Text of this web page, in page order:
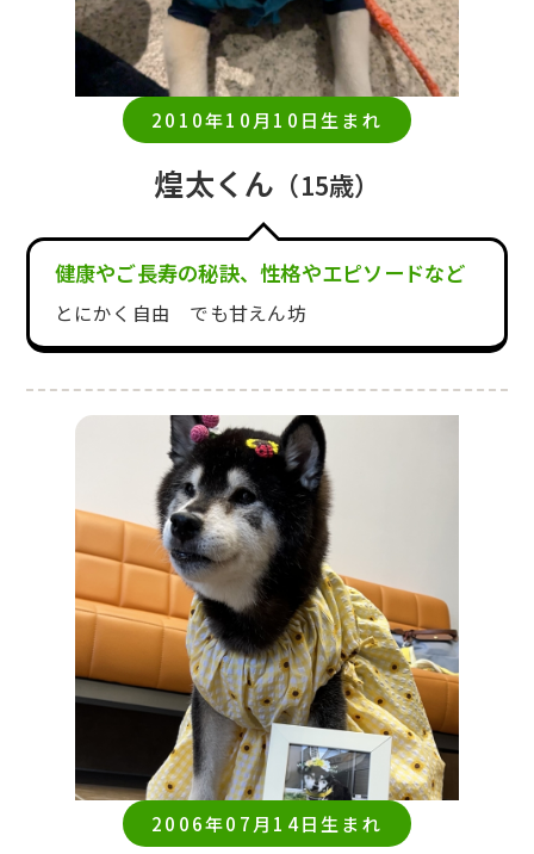
2010年10月10日生まれ
煌太くん （15歳）
健康やご長寿の秘訣、性格やエピソードなど
とにかく自由 でも甘えん坊
2006年07月14日生まれ